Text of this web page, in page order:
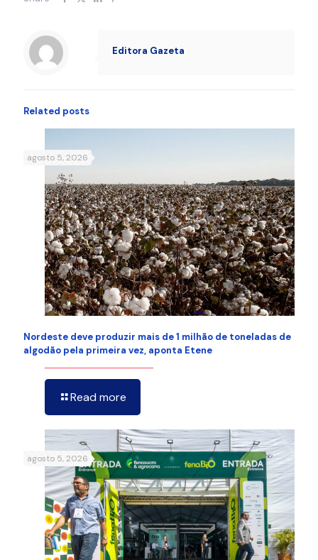
Editora Gazeta
Related posts
agosto 5, 2026
Nordeste deve produzir mais de 1 milhão de toneladas de
algodão pela primeira vez, aponta Etene
Read more
agosto 5, 2026